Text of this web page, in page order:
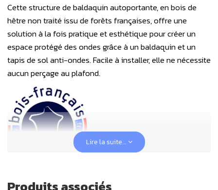
Cette structure de baldaquin autoportante, en bois de
hêtre non traité issu de forêts françaises, offre une
solution à la fois pratique et esthétique pour créer un
espace protégé des ondes grâce à un baldaquin et un
tapis de sol anti-ondes. Facile à installer, elle ne nécessite
aucun perçage au plafond.
Lire la suite...